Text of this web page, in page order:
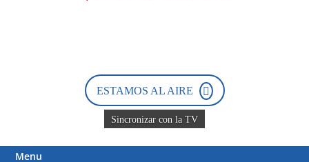
ESTAMOS AL AIRE
Sincronizar con la TV
Menu